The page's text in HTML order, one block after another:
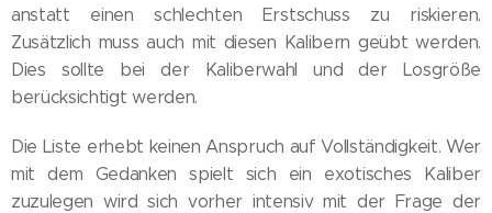
anstatt einen schlechten Erstschuss zu riskieren.
Zusätzlich muss auch mit diesen Kalibern geübt werden.
Dies sollte bei der Kaliberwahl und der Losgröße
berücksichtigt werden.
Die Liste erhebt keinen Anspruch auf Vollständigkeit. Wer
mit dem Gedanken spielt sich ein exotisches Kaliber
zuzulegen wird sich vorher intensiv mit der Frage der